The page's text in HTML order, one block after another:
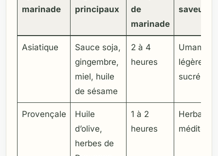
marinade
principaux
de
marinade
saveur
Asiatique
Sauce soja,
gingembre,
miel, huile
de sésame
2 à 4
heures
Umami,
sucré
Provençale
Huile
d’olive,
herbes de
1 à 2
heures
Herbacé,